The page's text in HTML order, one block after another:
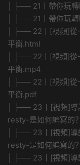
│ ├── 21丨帶你玩
│ ├── 21丨帶你玩
│ ├── 22丨[視頻]從
平衡.html
│ ├── 22丨[視頻]從
平衡.mp4
│ ├── 22丨[視頻]從
平衡.pdf
│ ├── 23丨[視頻]
resty-是如何編寫的
│ ├── 23丨[視頻]
resty-是如何編寫的
│ ├── 23丨[視頻]